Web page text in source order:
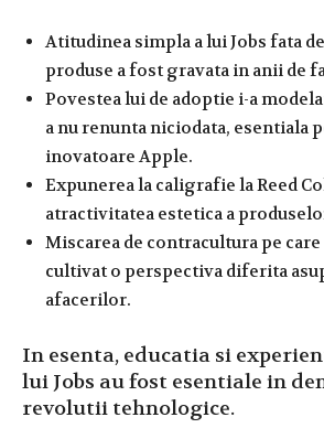
Atitudinea simpla a lui Jobs fata
produse a fost gravata in anii de
Povestea lui de adoptie i-a
a nu renunta niciodata, esentiala
inovatoare Apple.
Expunerea la caligrafie la Reed
atractivitatea estetica a
Miscarea de contracultura pe
cultivat o perspectiva diferita
afacerilor.
In esenta, educatia si
lui Jobs au fost esentiale in
revolutii tehnologice.